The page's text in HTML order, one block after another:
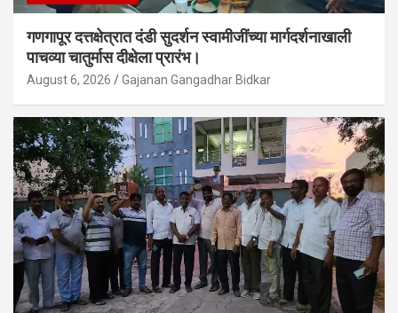
गणगापूर दत्तक्षेत्रात दंडी सुदर्शन स्वामीजींच्या मार्गदर्शनाखाली
पाचव्या चातुर्मास दीक्षेला प्रारंभ।
August 6, 2026 Gajanan Gangadhar Bidkar